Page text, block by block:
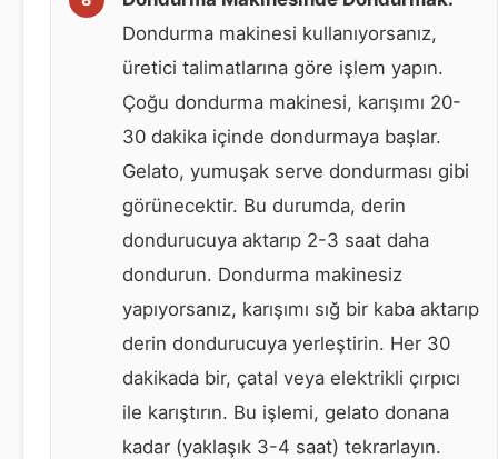
Dondurma makinesi kullanıyorsanız,
üretici talimatlarına göre işlem yapın.
Çoğu dondurma makinesi, karışımı 20-
30 dakika içinde dondurmaya başlar.
Gelato, yumuşak serve dondurması gibi
görünecektir. Bu durumda, derin
dondurucuya aktarıp 2-3 saat daha
dondurun. Dondurma makinesiz
yapıyorsanız, karışımı sığ bir kaba aktarıp
derin dondurucuya yerleştirin. Her 30
dakikada bir, çatal veya elektrikli çırpıcı
ile karıştırın. Bu işlemi, gelato donana
kadar (yaklaşık 3-4 saat) tekrarlayın.